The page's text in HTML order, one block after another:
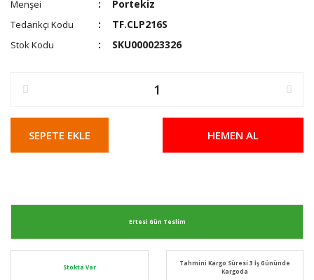
Menşei Portekiz
Tedarikçi Kodu TF.CLP216S
Stok Kodu SKU000023326
SEPETE EKLE HEMEN AL
Ertesi Gün Teslim
Stokta Var
Tahmini Kargo Süresi 3 İş Gününde
Kargoda